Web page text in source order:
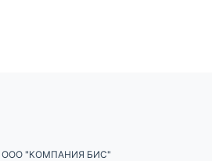
ООО "КОМПАНИЯ БИС"